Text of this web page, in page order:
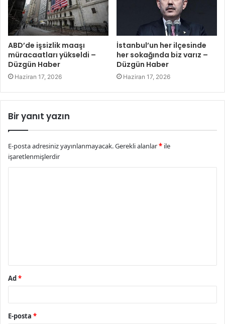
ABD’de işsizlik maaşı
müracaatları yükseldi –
Düzgün Haber
Haziran 17, 2026
İstanbul’un her ilçesinde
her sokağında biz varız –
Düzgün Haber
Haziran 17, 2026
Bir yanıt yazın
E-posta adresiniz yayınlanmayacak.Gerekli alanlar* ile
işaretlenmişlerdir
Ad*
E-posta *